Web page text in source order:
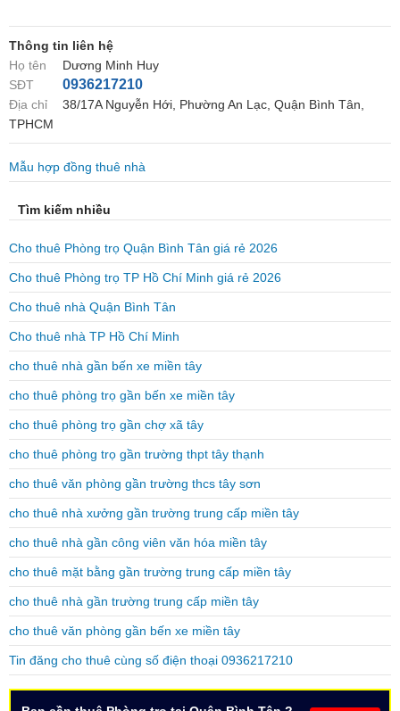
Thông tin liên hệ
Họ tên
Dương Minh Huy
SĐT
0936217210
Địa chỉ
38/17A Nguyễn Hới, Phường An Lạc, Quận Bình Tân,
TPHCM
Mẫu hợp đồng thuê nhà
Tìm kiếm nhiều
Cho thuê Phòng trọ Quận Bình Tân giá rẻ 2026
Cho thuê Phòng trọ TP Hồ Chí Minh giá rẻ 2026
Cho thuê nhà Quận Bình Tân
Cho thuê nhà TP Hồ Chí Minh
cho thuê nhà gần bến xe miền tây
cho thuê phòng trọ gần bến xe miền tây
cho thuê phòng trọ gần chợ xã tây
cho thuê phòng trọ gần trường thpt tây thạnh
cho thuê văn phòng gần trường thcs tây sơn
cho thuê nhà xưởng gần trường trung cấp miền tây
cho thuê nhà gần công viên văn hóa miền tây
cho thuê mặt bằng gần trường trung cấp miền tây
cho thuê nhà gần trường trung cấp miền tây
cho thuê văn phòng gần bến xe miền tây
Tin đăng cho thuê cùng số điện thoại 0936217210